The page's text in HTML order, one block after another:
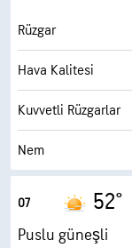
Bulutlarla Kaplı
Görüş Alanı
Bulut Tavanı
Rüzgar
Hava Kalitesi
Kuvvetli Rüzgarlar
Nem
AccuLumen
07 52°
Puslu güneşli